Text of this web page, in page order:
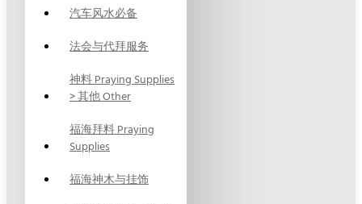
汽车风水必备
法会与代拜服务
神料 Praying Supplies
> 其他 Other
福海拜料 Praying
Supplies
福海神木与挂饰